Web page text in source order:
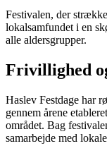
Festivalen, der
lokalsamfundet i en
alle aldersgrupper.
Frivillighed
Haslev Festdage har
gennem årene
området. Bag
samarbejde med